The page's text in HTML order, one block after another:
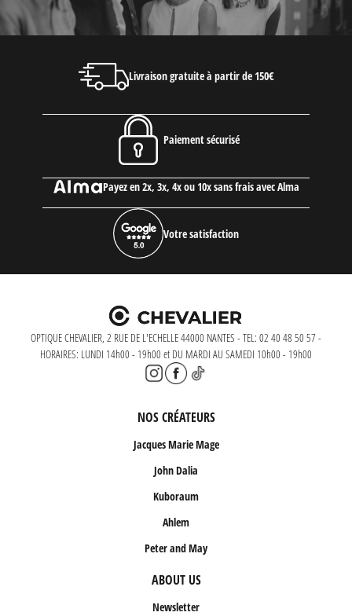
Livraison gratuite à partir de 150€
Paiement sécurisé
Payez en 2x, 3x, 4x ou 10x sans frais avec Alma
Votre satisfaction
OPTIQUE CHEVALIER, 2 RUE DE L'ECHELLE 44000 NANTES - TEL: 02 40 48 50 57 -
HORAIRES: LUNDI 14h00 - 19h00 et DU MARDI AU SAMEDI 10h00 - 19h00
NOS CRÉATEURS
Jacques Marie Mage
John Dalia
Kuboraum
Ahlem
Peter and May
ABOUT US
Newsletter